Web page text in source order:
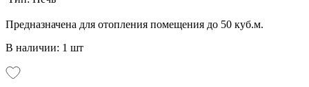
Предназначена для отопления помещения до 50 куб.м.
В наличии: 1 шт